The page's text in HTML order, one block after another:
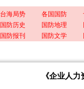
台海局势 各国国防
国防历史 国防地理
国防报刊 国防文学
《企业人